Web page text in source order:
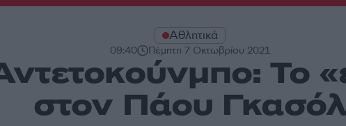
Αθλητικά
09:40 Πέμπτη 7 Οκτωβρίου 2021
Το
στον Πάου Γκασόλ